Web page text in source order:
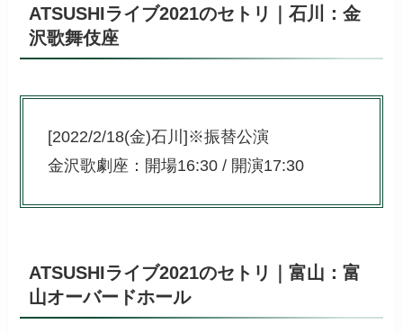
ATSUSHIライブ2021のセトリ｜石川：金
沢歌舞伎座
[2022/2/18(金)石川]※振替公演
金沢歌劇座：開場16:30 / 開演17:30
ATSUSHIライブ2021のセトリ｜富山：富
山オーバードホール